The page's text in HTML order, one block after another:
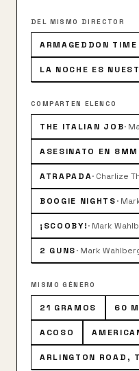
DEL MISMO DIRECTOR
ARMAGEDDON TIME
LA NOCHE ES
COMPARTEN ELENCO
THE ITALIAN JOB·
ASESINATO EN 8MM
ATRAPADA· Charlize
BOOGIE NIGHTS·
¡SCOOBY!· Mark
2 GUNS· Mark
MISMO GÉNERO
21 GRAMOS 60
ACOSO
ARLINGTON ROAD,